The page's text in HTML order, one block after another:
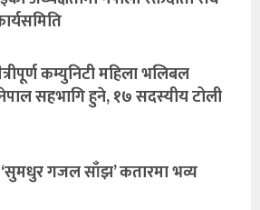
कम्युनिटी महिला भलिबल
नेपाल सहभागि हुने, १७ सदस्यीय टोली
गजल साँझ’ कतारमा भव्य